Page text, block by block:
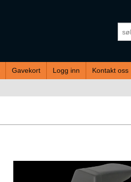
Gavekort Logg inn Kontakt oss